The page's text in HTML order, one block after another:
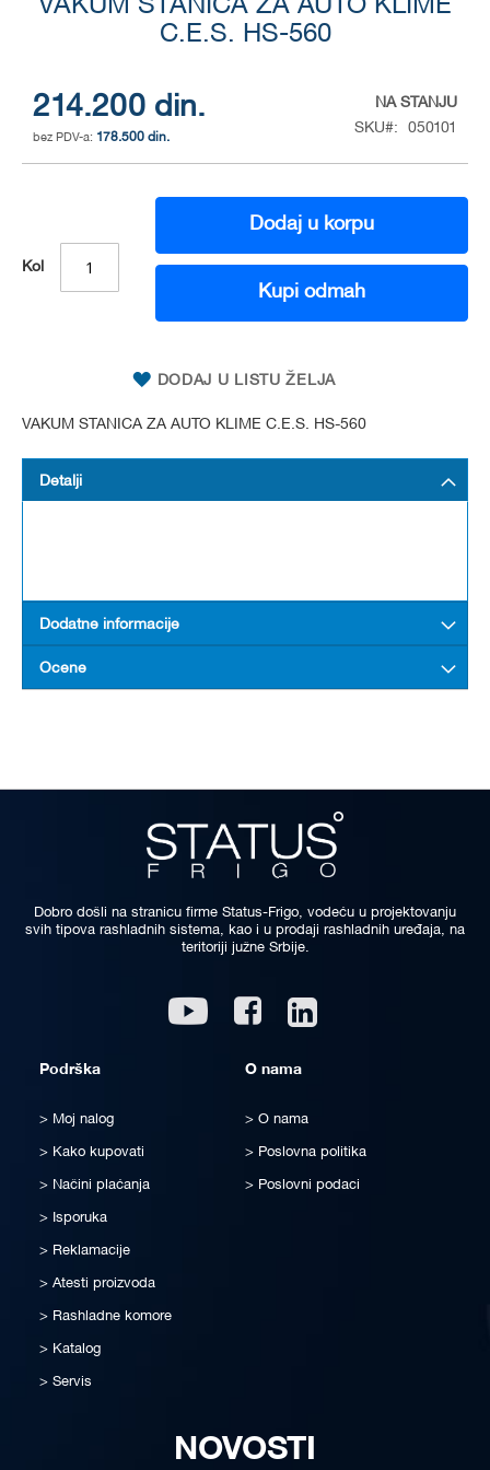
VAKUM STANICA ZA AUTO KLIME
C.E.S. HS-560
214.200 din.
178.500 din.
NA STANJU
SKU
050101
Kol
Dodaj u korpu
Kupi odmah
DODAJ U LISTU ŽELJA
VAKUM STANICA ZA AUTO KLIME C.E.S. HS-560
images
gallery
Detalji
Dodatne informacije
Ocene
Dobro došli na stranicu firme Status-Frigo, vodeću u projektovanju
svih tipova rashladnih sistema, kao i u prodaji rashladnih uređaja, na
teritoriji južne Srbije.
Youtube Facebook
Podrška
Moj nalog
Kako kupovati
Načini plaćanja
Isporuka
Reklamacije
Atesti proizvoda
Rashladne komore
Katalog
Servis
O nama
O nama
Poslovna politika
Poslovni podaci
NOVOSTI